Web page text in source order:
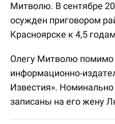
Митволю. В сентябре
осужден приговором
Красноярске к 4,5
Олегу Митволю помимо
информационно-
Известия».
записаны на его жену